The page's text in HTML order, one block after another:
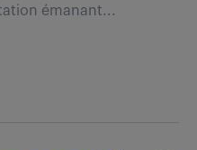
émanant...